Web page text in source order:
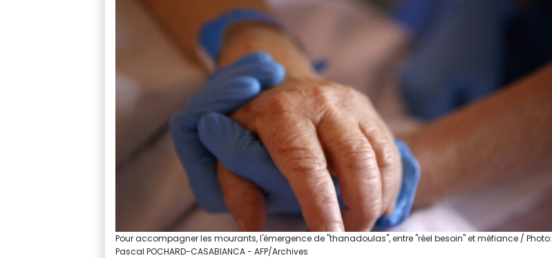
Pour accompagner les mourants, l'émergence de "thanadoulas", entre "réel besoin" et méfiance / Photo:
Pascal POCHARD-CASABIANCA - AFP/Archives